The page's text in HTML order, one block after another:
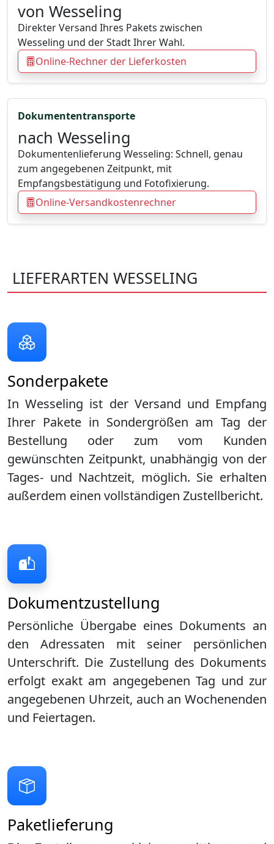
von Wesseling
Direkter Versand Ihres Pakets zwischen
Wesseling und der Stadt Ihrer Wahl.
Online-Rechner der Lieferkosten
Dokumententransporte
nach Wesseling
Dokumentenlieferung Wesseling: Schnell, genau
zum angegebenen Zeitpunkt, mit
Empfangsbestätigung und Fotofixierung.
Online-Versandkostenrechner
LIEFERARTEN WESSELING
Dokumentzustellung
Persönliche Übergabe eines Dokuments an
den Adressaten mit seiner persönlichen
Unterschrift. Die Zustellung des Dokuments
erfolgt exakt am angegebenen Tag und zur
angegebenen Uhrzeit, auch an Wochenenden
und Feiertagen.
Paketlieferung
Sonderpakete
In Wesseling ist der Versand und Empfang
Ihrer Pakete in Sondergrößen am Tag der
Bestellung oder zum vom Kunden
gewünschten Zeitpunkt, unabhängig von der
Tages- und Nachtzeit, möglich. Sie erhalten
außerdem einen vollständigen Zustellbericht.